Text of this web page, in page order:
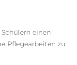
einen
Pflegearbeiten zu